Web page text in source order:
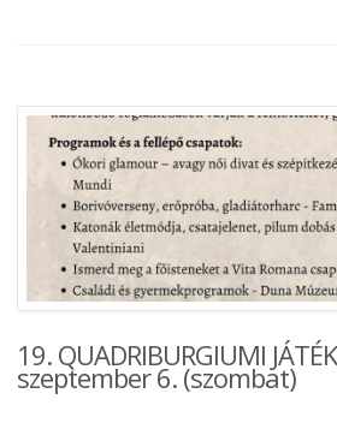
19. QUADRIBURGIUMI
szeptember 6. (szombat)